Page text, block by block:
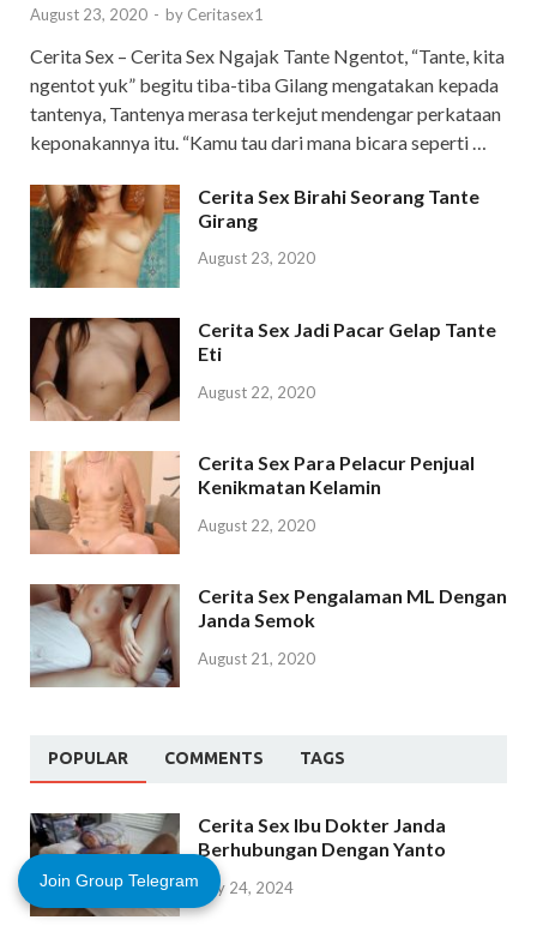
August 23, 2020 - by Ceritasex1
Cerita Sex – Cerita Sex Ngajak Tante Ngentot, “Tante, kita
ngentot yuk” begitu tiba-tiba Gilang mengatakan kepada
tantenya, Tantenya merasa terkejut mendengar perkataan
keponakannya itu. “Kamu tau dari mana bicara seperti …
Cerita Sex Birahi Seorang Tante
Girang
August 23, 2020
Cerita Sex Jadi Pacar Gelap Tante
Eti
August 22, 2020
Cerita Sex Para Pelacur Penjual
Kenikmatan Kelamin
August 22, 2020
Cerita Sex Pengalaman ML Dengan
Janda Semok
August 21, 2020
POPULAR COMMENTS TAGS
Cerita Sex Ibu Dokter Janda
Berhubungan Dengan Yanto
July 24, 2024
Join Group Telegram